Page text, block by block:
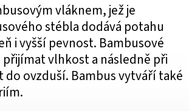
vláknem, jež je
stébla dodává potahu
i vyšší pevnost. Bambusové
vlhkost a následně při
ovzduší. Bambus vytváří také